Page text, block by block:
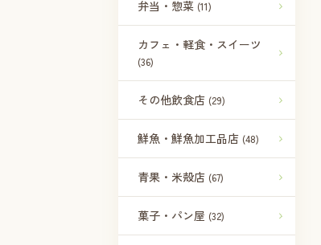
弁当・惣菜 (11)
カフェ・軽食・スイーツ
(36)
その他飲食店 (29)
鮮魚・鮮魚加工品店 (48)
青果・米殻店 (67)
菓子・パン屋 (32)